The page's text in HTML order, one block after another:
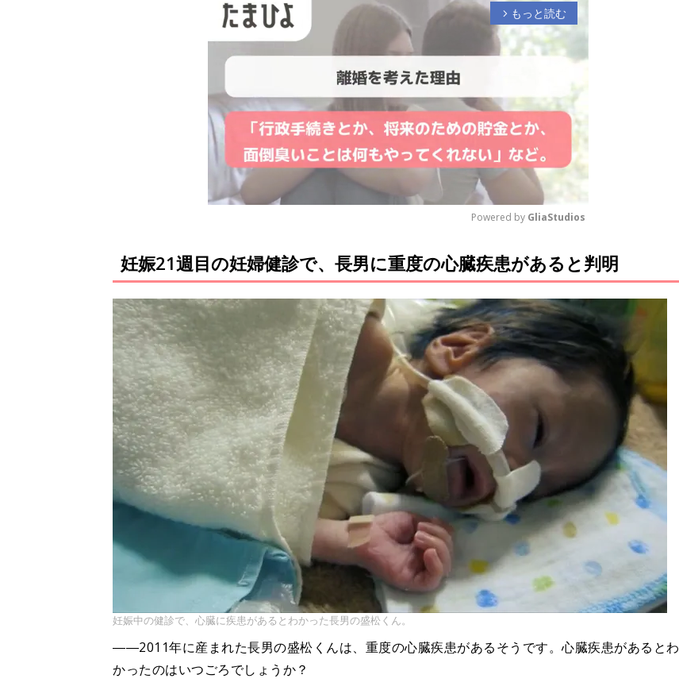
arrow_forward_ios もっと読む
M
u
t
e
Powered by GliaStudios
妊娠21週目の妊婦健診で、長男に重度の心臓疾患があると判明
妊娠中の健診で、心臓に疾患があるとわかった長男の盛松くん。
――2011年に産まれた長男の盛松くんは、重度の心臓疾患があるそうです。心臓疾患があるとわ
かったのはいつごろでしょうか？